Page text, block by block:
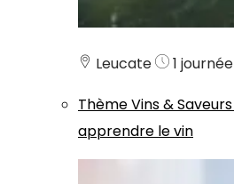
Leucate
1 journée
ThèmeVins & Saveurs
apprendre le vin